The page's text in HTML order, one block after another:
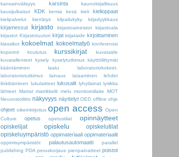
kansainvälisyys
karsinta
kaunokirjallisuus
kausijulkaisut
KDK kemia kesä kieli kielioppaat
kielipalvelut kierrätys kilpailukyky kirjadyykkaus
kirjamessut kirjasto kirjastoaineistot
kirjastoala
kirjastot Kirjastotuutori kirjat kirjataide kirjoittaminen
klassikot kokoelmat kokoelmatyö konferenssi
kopiointi
koulutus kurssikirjat
kuvataide
kuvatallenteet
kysely kyselytutkimus
käyttöliittymät
kääntäminen
laatu
laboratoriokokeet.
laboratoriotutkimus
lainaus lataaminen
lehdet
linkittäminen
lukulaitteet lukusalit lyhytlainat lyriikka
lähteet
Martat matrikkelit melu monitoimilaite
MOT
Neuvostoliitto näkyvyys näyttelyt OED offline ohje
ohjeet oikeinkirjoitus open access Open
Culture
opetus opetustilat opinnäytteet
opiskelijat opiskelu
opiskelutilat
opiskeluympäristö oppimateriaali oppimateriaalit
oppimisympäristöt palautusautomaatti
parallel
publishing PDA peruskorjaus pienpainatteet poistot